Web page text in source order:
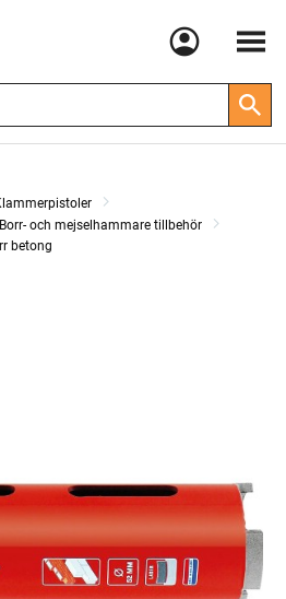
Meny
Borr- och mejselhammare tillbehör
betong